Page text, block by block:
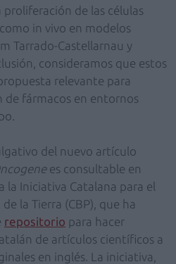
proliferación de las células
in vivo en modelos
Tarrado-Castellarnau y
consideramos que estos
relevante para
fármacos en entornos
del nuevo artículo
es consultable en
la Iniciativa Catalana para el
la Tierra (CBP), que ha
repositorio para hacer
de artículos científicos a
en inglés. La iniciativa,